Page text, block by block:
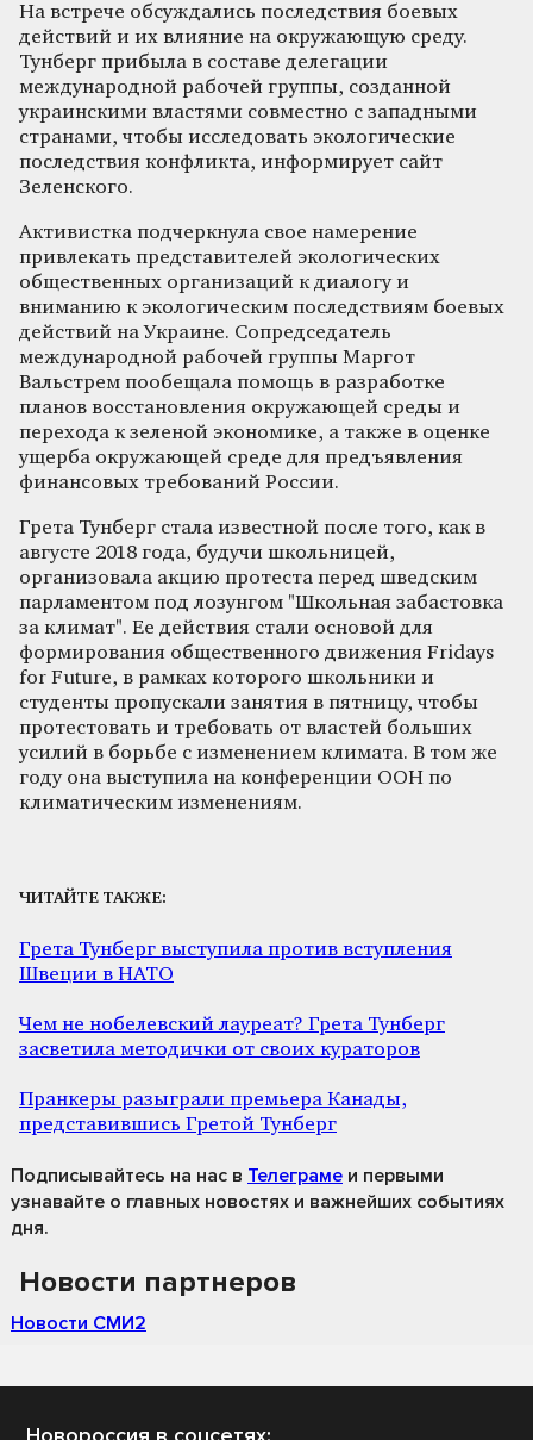
На встрече обсуждались последствия боевых
действий и их влияние на окружающую среду.
Тунберг прибыла в составе делегации
международной рабочей группы, созданной
украинскими властями совместно с западными
странами, чтобы исследовать экологические
последствия конфликта, информирует сайт
Зеленского.
Активистка подчеркнула свое намерение
привлекать представителей экологических
общественных организаций к диалогу и
вниманию к экологическим последствиям боевых
действий на Украине. Сопредседатель
международной рабочей группы Маргот
Вальстрем пообещала помощь в разработке
планов восстановления окружающей среды и
перехода к зеленой экономике, а также в оценке
ущерба окружающей среде для предъявления
финансовых требований России.
Грета Тунберг стала известной после того, как в
августе 2018 года, будучи школьницей,
организовала акцию протеста перед шведским
парламентом под лозунгом "Школьная забастовка
за климат". Ее действия стали основой для
формирования общественного движения Fridays
for Future, в рамках которого школьники и
студенты пропускали занятия в пятницу, чтобы
протестовать и требовать от властей больших
усилий в борьбе с изменением климата. В том же
году она выступила на конференции ООН по
климатическим изменениям.
ЧИТАЙТЕ ТАКЖЕ:
Грета Тунберг выступила против вступления
Швеции в НАТО
Чем не нобелевский лауреат? Грета Тунберг
засветила методички от своих кураторов
Пранкеры разыграли премьера Канады,
представившись Гретой Тунберг
Подписывайтесь на нас в Телеграме и первыми
узнавайте о главных новостях и важнейших событиях
дня.
Новости партнеров
Новости СМИ2